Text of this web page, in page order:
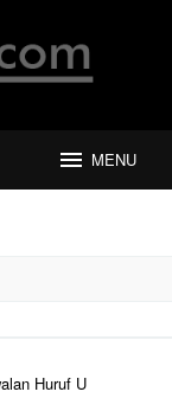
MENU
Huruf U